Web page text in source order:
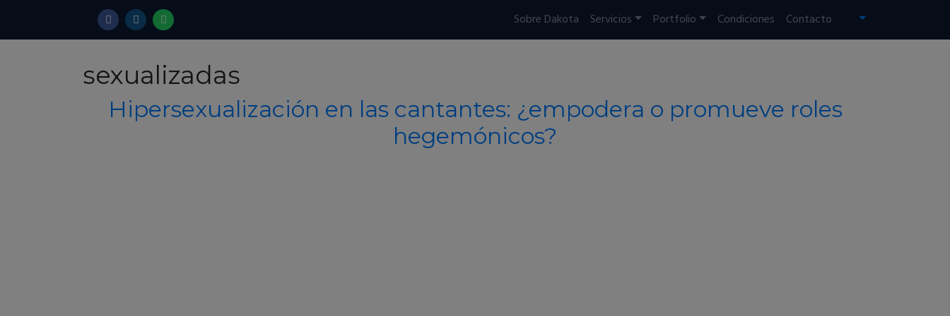
Sobre Dakota Servicios Portfolio Condiciones Contacto
sexualizadas
Hipersexualización en las cantantes: ¿empodera o promueve roles
hegemónicos?